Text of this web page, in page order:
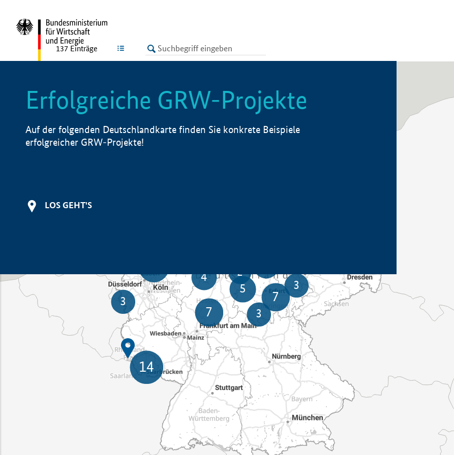
LISTE
137 Einträge
Erfolgreiche GRW-Projekte
Auf der folgenden Deutschlandkarte finden Sie konkrete Beispiele
erfolgreicher GRW-Projekte!
LOS GEHT'S